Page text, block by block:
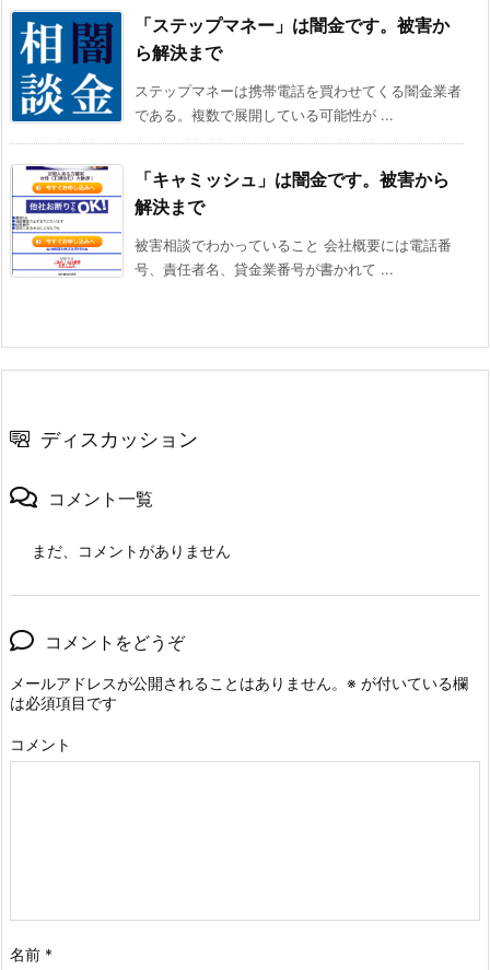
「ステップマネー」は闇金です。被害か
ら解決まで
ステップマネーは携帯電話を買わせてくる闇金業者
である。複数で展開している可能性が ...
「キャミッシュ」は闇金です。被害から
解決まで
被害相談でわかっていること 会社概要には電話番
号、責任者名、貸金業番号が書かれて ...
ディスカッション
コメント一覧
まだ、コメントがありません
コメントをどうぞ
メールアドレスが公開されることはありません。 ※ が付いている欄
は必須項目です
コメント
名前 *